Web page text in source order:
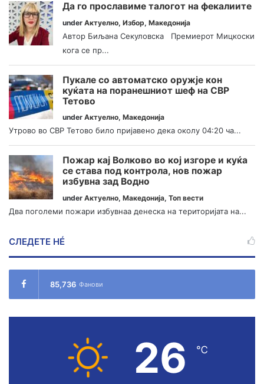
Да го прославиме талогот на фекалиите
under Актуелно, Избор, Македонија
Автор Биљана Секуловска Премиерот Мицкоски
кога се пр...
Пукале со автоматско оружје кон
куќата на поранешниот шеф на СВР
Тетово
under Актуелно, Македонија
Утрово во СВР Тетово било пријавено дека околу 04:20 ча...
Пожар кај Волково во кој изгоре и куќа
се става под контрола, нов пожар
избувна зад Водно
under Актуелно, Македонија, Топ вести
Два поголеми пожари избувнаа денеска на територијата на...
СЛЕДЕТЕ НÉ
85,736 Фанови
26 ℃